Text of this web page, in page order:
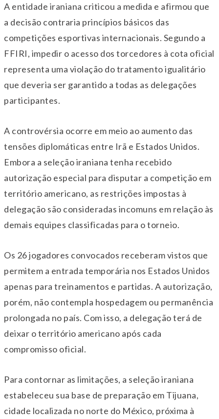
A entidade iraniana criticou a medida e afirmou que
a decisão contraria princípios básicos das
competições esportivas internacionais. Segundo a
FFIRI, impedir o acesso dos torcedores à cota oficial
representa uma violação do tratamento igualitário
que deveria ser garantido a todas as delegações
participantes.
A controvérsia ocorre em meio ao aumento das
tensões diplomáticas entre Irã e Estados Unidos.
Embora a seleção iraniana tenha recebido
autorização especial para disputar a competição em
território americano, as restrições impostas à
delegação são consideradas incomuns em relação às
demais equipes classificadas para o torneio.
Os 26 jogadores convocados receberam vistos que
permitem a entrada temporária nos Estados Unidos
apenas para treinamentos e partidas. A autorização,
porém, não contempla hospedagem ou permanência
prolongada no país. Com isso, a delegação terá de
deixar o território americano após cada
compromisso oficial.
Para contornar as limitações, a seleção iraniana
estabeleceu sua base de preparação em Tijuana,
cidade localizada no norte do México, próxima à